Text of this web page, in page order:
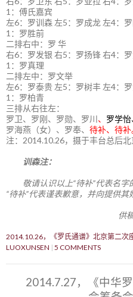
1：傅氏嘉宾
左6：罗训森 左5：罗成龙 左4：
1：罗胜前
二排右中：罗 华
右6：罗发银 右5：罗扬锋 右4：
1：罗真理
二排左中：罗文举
左6：罗泰贵 左5：罗树丰 左4：罗
1：罗柏青
三排从右往左：
罗卫、罗刚、罗勋、罗川 、 罗学怡
罗海燕（女）、罗奉、 待补、待补
注：2014.10.26，摄于丰台总后北
训森注：
敬请认识以上“待补”代表名
“待补”代表谨表歉意，并向提供其
供
2014.10.26，《罗氏通谱》北京第二次
LUOXUNSEN 5 COMMENTS
2014.7.27，《中华